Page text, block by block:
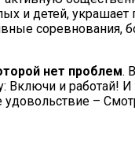
и детей, украшает
соревнования,
нет проблем.
Включи и работай!
удовольствие –